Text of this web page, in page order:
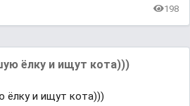
198
ёлку и ищут кота)))
ёлку и ищут кота)))